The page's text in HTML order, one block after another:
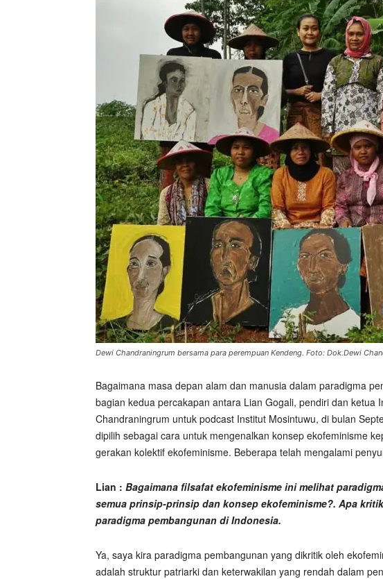
Dewi Chandraningrum bersama para perempuan Kendeng. Foto: Dok.Dewi
Bagaimana masa depan alam dan manusia dalam paradigma
bagian kedua percakapan antara Lian Gogali, pendiri dan ketua
Chandraningrum untuk podcast Institut Mosintuwu, di bulan
dipilih sebagai cara untuk mengenalkan konsep ekofeminisme
gerakan kolektif ekofeminisme. Beberapa telah mengalami
Lian : Bagaimana filsafat ekofeminisme ini melihat
semua prinsip-prinsip dan konsep ekofeminisme?. Apa
paradigma pembangunan di Indonesia.
Ya, saya kira paradigma pembangunan yang dikritik oleh
adalah struktur patriarki dan keterwakilan yang rendah dalam